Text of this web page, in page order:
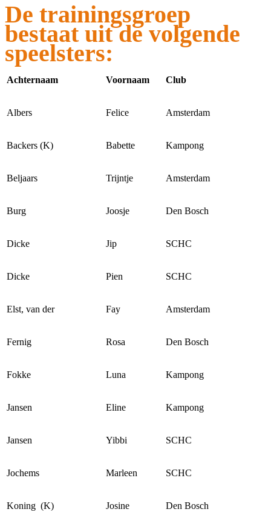
De trainingsgroep
bestaat uit de volgende
speelsters:
Achternaam Voornaam Club
Albers Felice Amsterdam
Backers (K) Babette Kampong
Beljaars Trijntje Amsterdam
Burg Joosje Den Bosch
Dicke Jip SCHC
Dicke Pien SCHC
Elst, van der Fay Amsterdam
Fernig Rosa Den Bosch
Fokke Luna Kampong
Jansen Eline Kampong
Jansen Yibbi SCHC
Jochems Marleen SCHC
Koning (K) Josine Den Bosch